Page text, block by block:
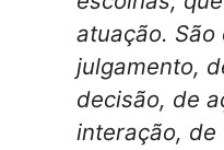
atuação.
julgamento,
decisão, de
interação, de